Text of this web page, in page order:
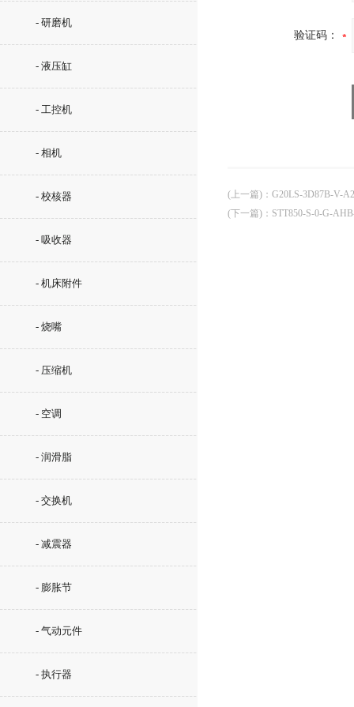
- 研磨机
- 液压缸
- 工控机
- 相机
- 校核器
- 吸收器
- 机床附件
- 烧嘴
- 压缩机
- 空调
- 润滑脂
- 交换机
- 减震器
- 膨胀节
- 气动元件
- 执行器
验证码：
(上一篇) ： G20LS-3D87B-V-
(下一篇) ： STT850-S-0-G-